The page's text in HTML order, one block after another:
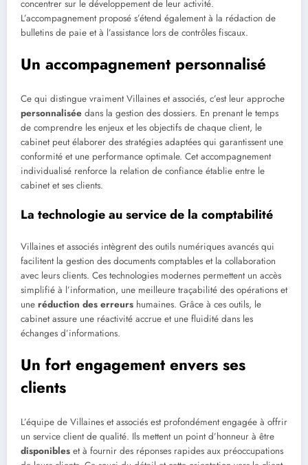
concentrer sur le développement de leur activité.
L’accompagnement proposé s’étend également à la rédaction de
bulletins de paie et à l’assistance lors de contrôles fiscaux.
Un accompagnement personnalisé
Ce qui distingue vraiment Villaines et associés, c’est leur approche
personnalisée dans la gestion des dossiers. En prenant le temps
de comprendre les enjeux et les objectifs de chaque client, le
cabinet peut élaborer des stratégies adaptées qui garantissent une
conformité et une performance optimale. Cet accompagnement
individualisé renforce la relation de confiance établie entre le
cabinet et ses clients.
La technologie au service de la comptabilité
Villaines et associés intègrent des outils numériques avancés qui
facilitent la gestion des documents comptables et la collaboration
avec leurs clients. Ces technologies modernes permettent un accès
simplifié à l’information, une meilleure traçabilité des opérations et
une réduction des erreurs humaines. Grâce à ces outils, le
cabinet assure une réactivité accrue et une fluidité dans les
échanges d’informations.
Un fort engagement envers ses
clients
L’équipe de Villaines et associés est profondément engagée à offrir
un service client de qualité. Ils mettent un point d’honneur à être
disponibles et à fournir des réponses rapides aux préoccupations